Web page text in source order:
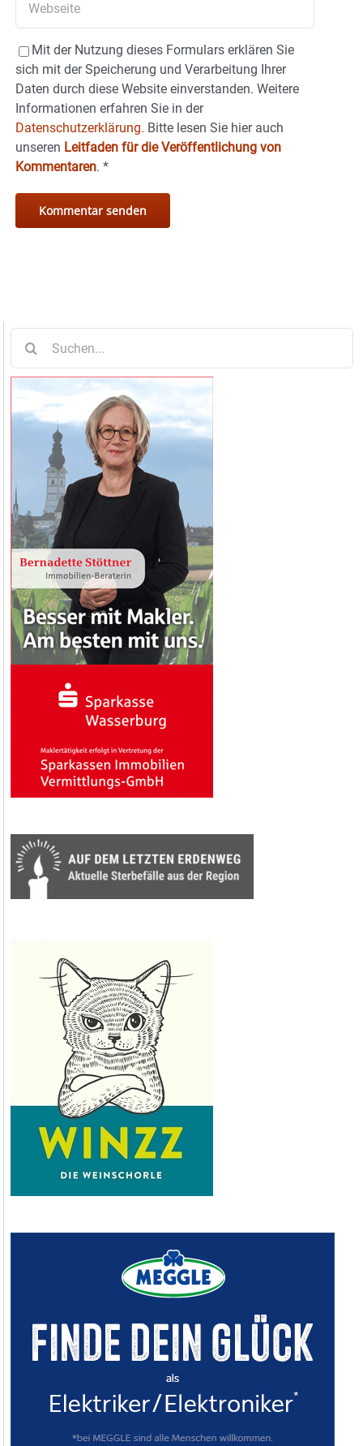
Mit der Nutzung dieses Formulars erklären Sie
sich mit der Speicherung und Verarbeitung Ihrer
Daten durch diese Website einverstanden. Weitere
Informationen erfahren Sie in der
Datenschutzerklärung. Bitte lesen Sie hier auch
unseren Leitfaden für die Veröffentlichung von
Kommentaren. *
nach: